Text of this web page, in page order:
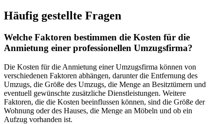
Häufig gestellte Fragen
Welche Faktoren bestimmen die Kosten für die
Anmietung einer professionellen Umzugsfirma?
Die Kosten für die Anmietung einer Umzugsfirma können von
verschiedenen Faktoren abhängen, darunter die Entfernung des
Umzugs, die Größe des Umzugs, die Menge an Besitztümern und
eventuell gewünschte zusätzliche Dienstleistungen. Weitere
Faktoren, die die Kosten beeinflussen können, sind die Größe der
Wohnung oder des Hauses, die Menge an Möbeln und ob ein
Aufzug vorhanden ist.